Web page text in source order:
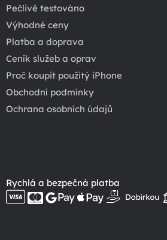
Pečlivě testováno
Výhodné ceny
Platba a doprava
Ceník služeb a oprav
Proč koupit použitý iPhone
Obchodní podmínky
Ochrana osobních údajů
Rychlá a bezpečná platba